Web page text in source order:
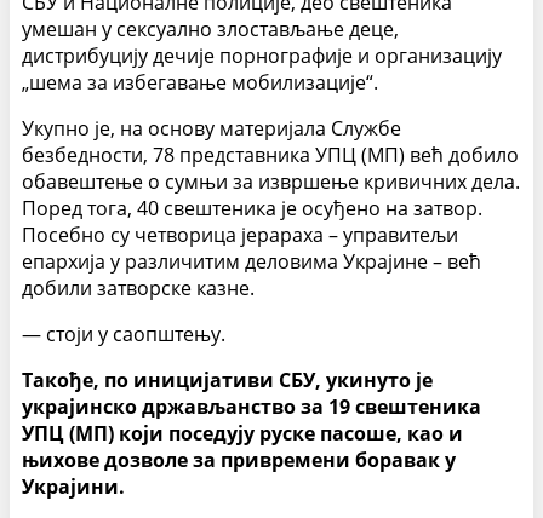
умешан у сексуално злостављање деце,
дистрибуцију дечије порнографије и организацију
„шема за избегавање мобилизације“.
Укупно је, на основу материјала Службе
безбедности, 78 представника УПЦ (МП) већ добило
обавештење о сумњи за извршење кривичних дела.
Поред тога, 40 свештеника је осуђено на затвор.
Посебно су четворица јерараха – управитељи
епархија у различитим деловима Украјине – већ
добили затворске казне.
— стоји у саопштењу.
Такође, по иницијативи СБУ, укинуто је
украјинско држављанство за 19 свештеника
УПЦ (МП) који поседују руске пасоше, као и
њихове дозволе за привремени боравак у
Украјини.